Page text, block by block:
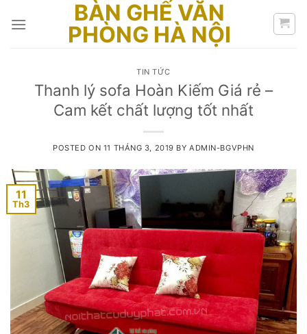
BÀN GHẾ VĂN
PHÒNG HÀ NỘI
TIN TỨC
Thanh lý sofa Hoàn Kiếm Giá rẻ –
Cam kết chất lượng tốt nhất
POSTED ON 11 THÁNG 3, 2019 BYADMIN-BGVPHN
11
Th3